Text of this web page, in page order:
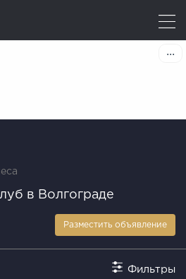
в Волгограде
Разместить объявление
Фильтры